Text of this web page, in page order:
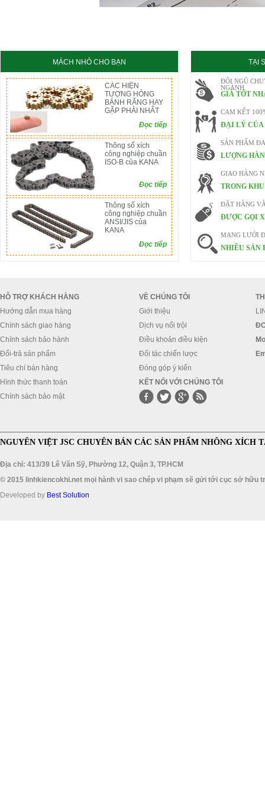
MÁCH NHỎ CHO BẠN
CÁC HIỆN
TƯỢNG HỎNG
BÁNH RĂNG HAY
GẶP PHẢI NHẤT
Đọc tiếp
Thông số xích
công nghiệp chuần
ISO-B của KANA
Đọc tiếp
Thông số xích
công nghiệp chuần
ANSI/JIS của
KANA
Đọc tiếp
TẠI
ĐỘI NGŨ
NGÀNH
GIÁ TỐT
CAM KẾT
ĐẠI LÝ CỦA
SẢN PHẨM
LƯỢNG
GIAO HÀNG
TRONG
ĐẶT HÀNG
ĐƯỢC GỌI
MẠNG LƯỚI
NHIỀU SẢN
HỖ TRỢ KHÁCH HÀNG
Hướng dẫn mua hàng
Chính sách giao hàng
Chính sách bảo hành
Đổi-trả sản phẩm
Tiêu chí bán hàng
Hình thức thanh toán
Chính sách bảo mật
VỀ CHÚNG TÔI
Giới thiệu
Dịch vụ nổi trội
Điều khoản điều kiện
Đối tác chiến lược
Đóng góp ý kiến
KẾT NỐI VỚI CHÚNG TÔI
NGUYÊN VIỆT JSC CHUYÊN BÁN CÁC SẢN PHẨM NHÔNG XÍCH
Địa chỉ: 413/39 Lê Văn Sỹ, Phường 12, Quận 3, TP.HCM
© 2015 linhkiencokhi.net mọi hành vi sao chép vi phạm sẽ gửi tới cục sở hữu
Developed by Best Solution